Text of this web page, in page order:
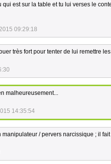
est sur la table et tu lui verses le
09:29:18
très fort pour tenter de lui remettre
malheureusement...
14:35:54
manipulateur / pervers narcissique ; il